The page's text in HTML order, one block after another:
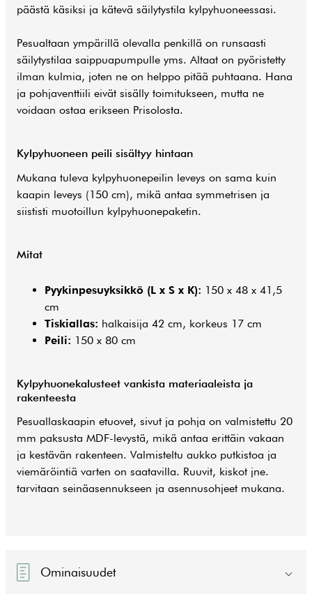
päästä käsiksi ja kätevä säilytystila kylpyhuoneessasi.
Pesualtaan ympärillä olevalla penkillä on runsaasti
säilytystilaa saippuapumpulle yms. Altaat on pyöristetty
ilman kulmia, joten ne on helppo pitää puhtaana. Hana
ja pohjaventtiili eivät sisälly toimitukseen, mutta ne
voidaan ostaa erikseen Prisolosta.
Kylpyhuoneen peili sisältyy hintaan
Mukana tuleva kylpyhuonepeilin leveys on sama kuin
kaapin leveys (150 cm), mikä antaa symmetrisen ja
siististi muotoillun kylpyhuonepaketin.
Mitat
Pyykinpesuyksikkö (L x S x K): 150 x 48 x 41,5
cm
Tiskiallas: halkaisija 42 cm, korkeus 17 cm
Peili: 150 x 80 cm
Kylpyhuonekalusteet vankista materiaaleista ja
rakenteesta
Pesuallaskaapin etuovet, sivut ja pohja on valmistettu 20
mm paksusta MDF-levystä, mikä antaa erittäin vakaan
ja kestävän rakenteen. Valmisteltu aukko putkistoa ja
viemäröintiä varten on saatavilla. Ruuvit, kiskot jne.
tarvitaan seinäasennukseen ja asennusohjeet mukana.
Ominaisuudet